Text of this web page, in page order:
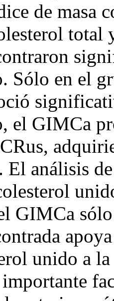
de masa
total
Sólo en el
el GIMCa
El análisis
GIMCa
unido a